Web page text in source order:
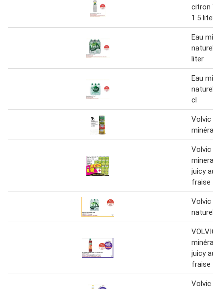
citron
1.5 liter
Eau
liter
Eau
cl
Volvic -
Volvic -
juicy au
fraise
Volvic
naturelle
VOLVIC
juicy au
fraise
Volvic